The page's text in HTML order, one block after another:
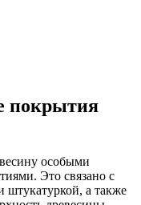
покрытия
особыми
Это связано с
штукатуркой, а также